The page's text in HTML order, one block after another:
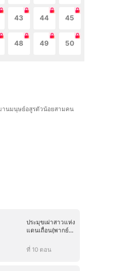
43 44 45
48 49 50
านมนุษย์อสูรตัวน้อยสามคน
ประมุขเผ่าสาวแห่ง
แดนเถื่อน(พากย์
ที่ 10 ตอน